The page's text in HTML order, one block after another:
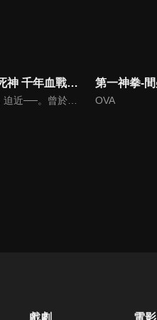
BLEACH 死神 千年血戰篇-禍進譚-
最後的聖戰，迫近──。曾於《週刊少年Jump》連載、系列累計發行量突破 1 億 3000 萬冊，即使完結後仍在全球擁有屹立不搖人氣的《BLEACH 死神》。自 2004 年 10 月起開播的電視動畫，至今已製作超過 360 集，長篇劇場版動畫也多達 4 部。而如今，系列的最終章「千年血戰篇」動畫企劃，終於正式揭幕。 擔任監督與系列構成的，是曾在眾多作品中展現卓越視覺品味的田口智久。角色設計工藤昌史、音樂鷺巢詩郎，皆是自最初期便持續撐起動畫《BLEACH 死神》的元老成員。動畫製作一如過往各季，皆由 Studio Pierrot 負責；自第三季起改由田口智久擔任總監督，並延攬在第二季之前擔任 chief 演出的村田光接任監督，交由以追求高品質動畫為目標的 Studio Pierrot 新品牌「PIERROT FILMS」操刀製作。 正是以名副其實配得上「最終決戰」的實力派團隊陣容迎戰的最終系列。 究竟，黑崎一護最終抵達的是──。 OVA
戲劇 電影